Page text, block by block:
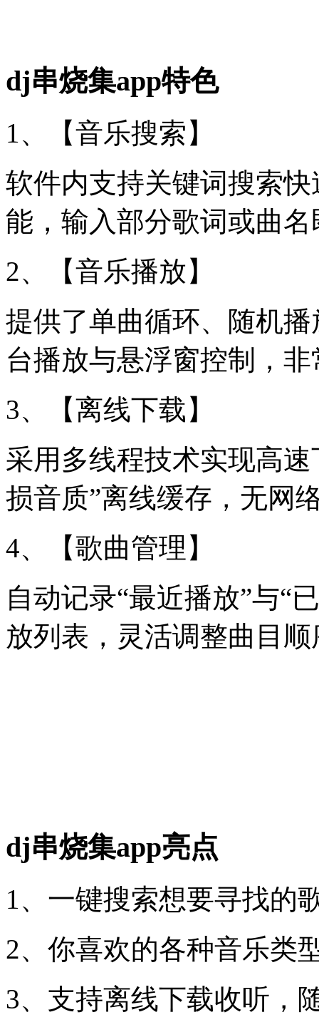
dj串烧集app特色
1、【音乐搜索】
软件内支持关键词搜索
能，输入部分歌词或曲
2、【音乐播放】
提供了单曲循环、随机
台播放与悬浮窗控制，
3、【离线下载】
采用多线程技术实现高
损音质”离线缓存，无网
4、【歌曲管理】
自动记录“最近播放”与“
放列表，灵活调整曲目
dj串烧集app亮点
1、一键搜索想要寻找的
2、你喜欢的各种音乐类
3、支持离线下载收听，